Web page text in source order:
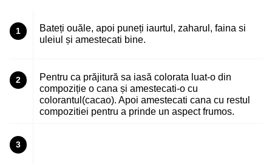
1
Bateți ouăle, apoi puneți iaurtul, zaharul, faina si
uleiul și amestecati bine.
2
Pentru ca prăjitură sa iasă colorata luat-o din
compoziție o cana și amestecati-o cu
colorantul(cacao). Apoi amestecati cana cu restul
compozitiei pentru a prinde un aspect frumos.
3